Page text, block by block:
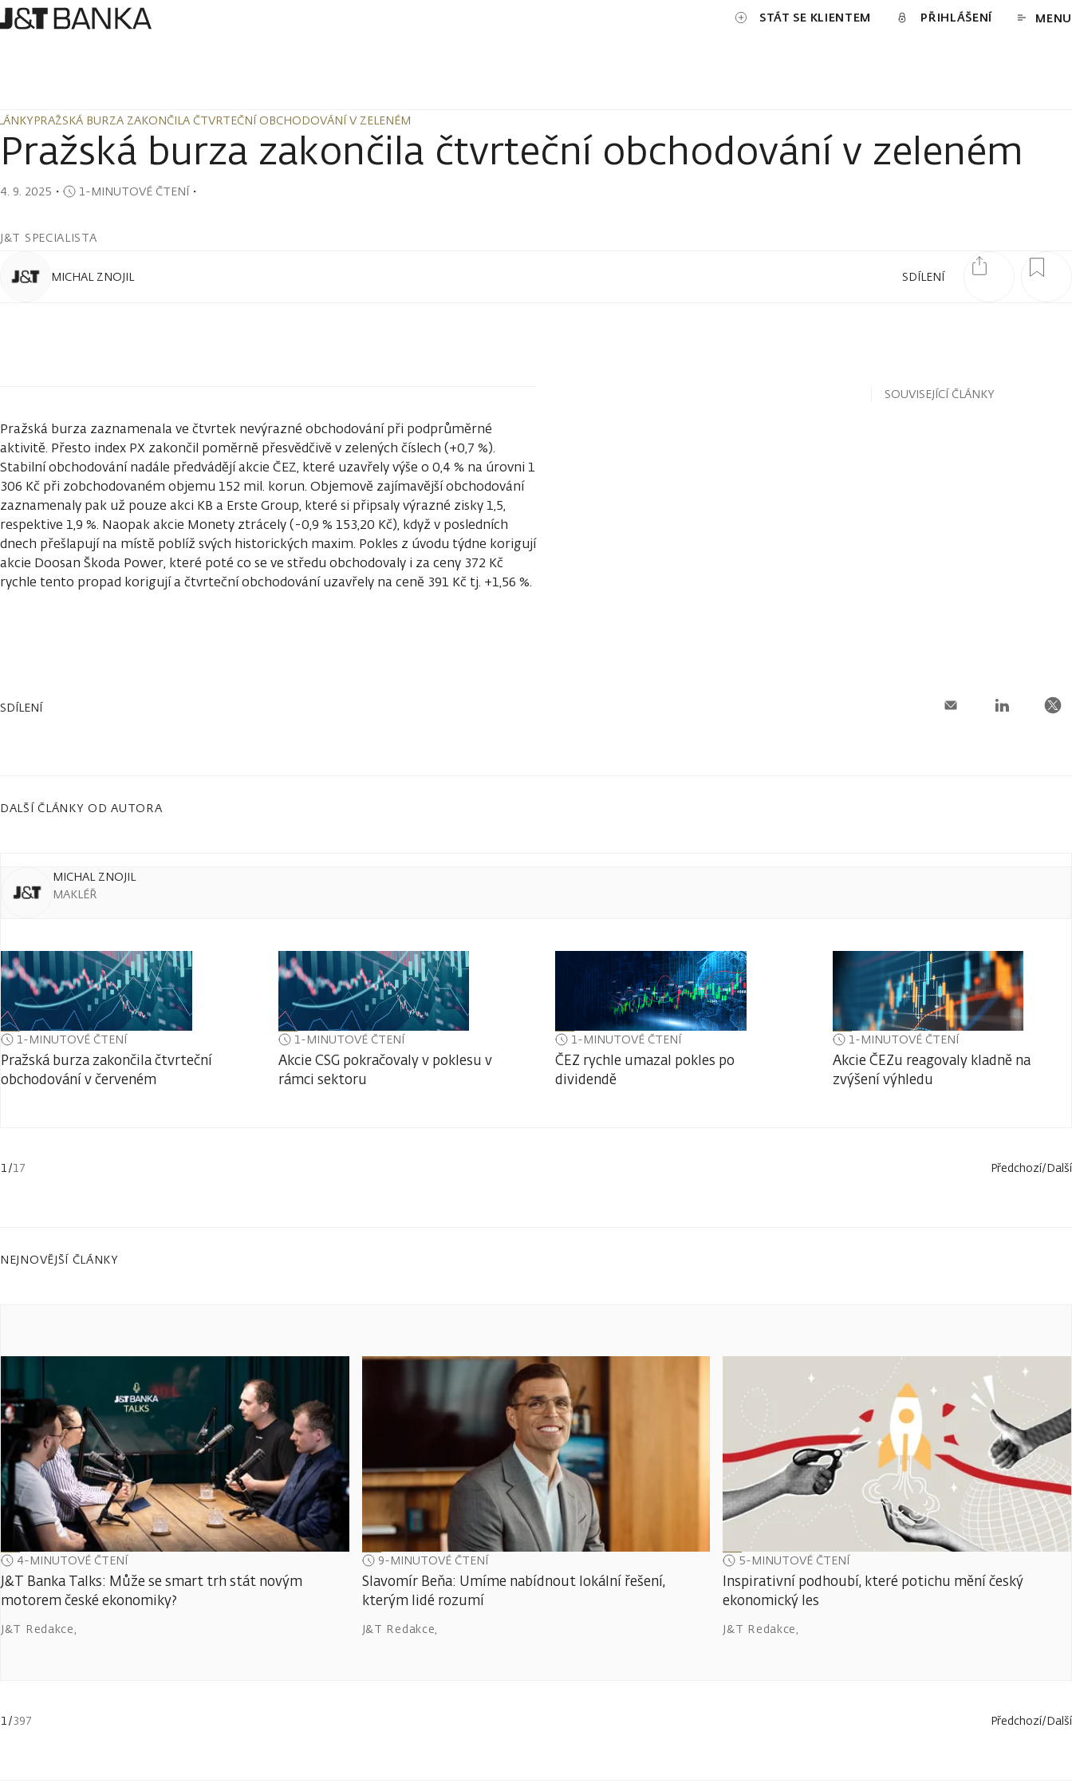
STÁT SE KLIENTEM PŘIHLÁŠENÍ MENU
PRAŽSKÁ BURZA ZAKONČILA ČTVRTEČNÍ OBCHODOVÁNÍ V ZELENÉM
PRAŽSKÁ BURZA ZAKONČILA ČTVRTEČNÍ OBCHODOVÁNÍ V ZELENÉM
Pražská burza zakončila čtvrteční obchodování v zeleném
4. 9. 2025 ・ 1-MINUTOVÉ ČTENÍ・
J&T SPECIALISTA
SDÍLENÍ
MICHAL ZNOJIL
Pražská burza zaznamenala ve čtvrtek nevýrazné obchodování při podprůměrné
aktivitě. Přesto index PX zakončil poměrně přesvědčivě v zelených číslech (+0,7 %).
Stabilní obchodování nadále předvádějí akcie ČEZ, které uzavřely výše o 0,4 % na úrovni 1
306 Kč při zobchodovaném objemu 152 mil. korun. Objemově zajímavější obchodování
zaznamenaly pak už pouze akci KB a Erste Group, které si připsaly výrazné zisky 1,5,
respektive 1,9 %. Naopak akcie Monety ztrácely (-0,9 % 153,20 Kč), když v posledních
dnech přešlapují na místě poblíž svých historických maxim. Pokles z úvodu týdne korigují
akcie Doosan Škoda Power, které poté co se ve středu obchodovaly i za ceny 372 Kč
rychle tento propad korigují a čtvrteční obchodování uzavřely na ceně 391 Kč tj. +1,56 %.
SOUVISEJÍCÍ ČLÁNKY
SDÍLENÍ
DALŠÍ ČLÁNKY OD AUTORA
MICHAL ZNOJIL
MAKLÉŘ
1-MINUTOVÉ ČTENÍ
Pražská burza zakončila čtvrteční
obchodování v červeném
1-MINUTOVÉ ČTENÍ
Akcie CSG pokračovaly v poklesu v
rámci sektoru
1-MINUTOVÉ ČTENÍ
ČEZ rychle umazal pokles po
dividendě
1-MINUTOVÉ ČTENÍ
Akcie ČEZu reagovaly kladně na
zvýšení výhledu
1 /17 Předchozí/Další
NEJNOVĚJŠÍ ČLÁNKY
4-MINUTOVÉ ČTENÍ
J&T Banka Talks: Může se smart trh stát novým
motorem české ekonomiky?
J&T Redakce,
9-MINUTOVÉ ČTENÍ
Slavomír Beňa: Umíme nabídnout lokální řešení,
kterým lidé rozumí
J&T Redakce,
5-MINUTOVÉ ČTENÍ
Inspirativní podhoubí, které potichu mění český
ekonomický les
J&T Redakce,
1/397 Předchozí/Další